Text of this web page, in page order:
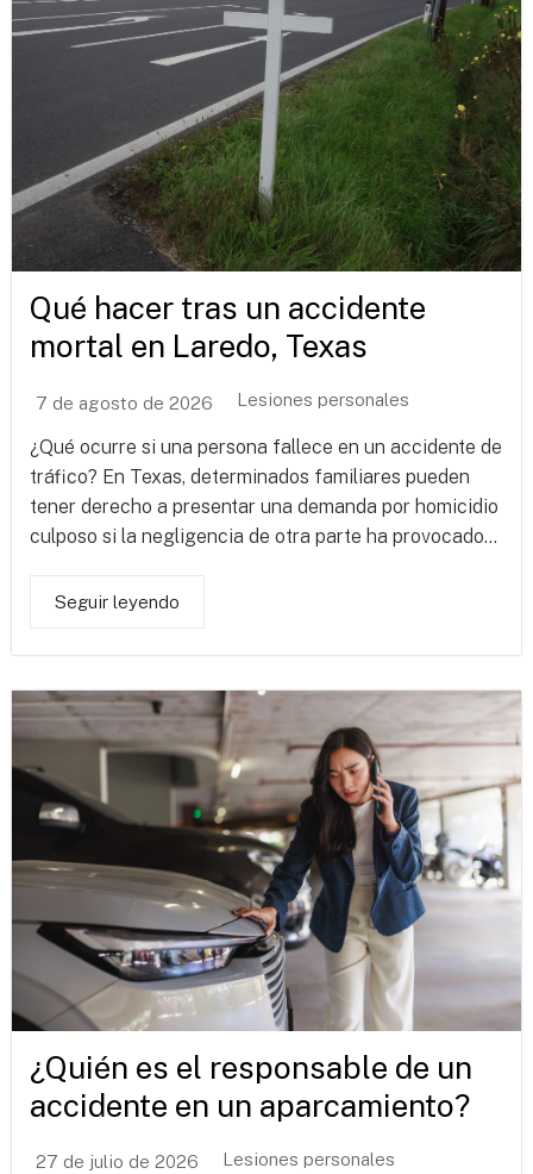
Qué hacer tras un accidente
mortal en Laredo, Texas
7 de agosto de 2026 Lesiones personales
¿Qué ocurre si una persona fallece en un accidente de
tráfico? En Texas, determinados familiares pueden
tener derecho a presentar una demanda por homicidio
culposo si la negligencia de otra parte ha provocado...
Seguir leyendo
¿Quién es el responsable de un
accidente en un aparcamiento?
27 de julio de 2026 Lesiones personales